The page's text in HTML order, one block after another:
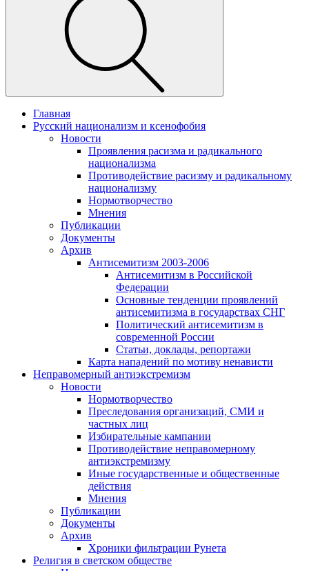
Главная
Русский национализм и ксенофобия
Новости
Проявления расизма и радикального
национализма
Противодействие расизму и радикальному
национализму
Нормотворчество
Мнения
Публикации
Документы
Архив
Антисемитизм 2003-2006
Антисемитизм в Российской
Федерации
Основные тенденции проявлений
антисемитизма в государствах СНГ
Политический антисемитизм в
современной России
Статьи, доклады, репортажи
Карта нападений по мотиву ненависти
Неправомерный антиэкстремизм
Новости
Нормотворчество
Преследования организаций, СМИ и
частных лиц
Избирательные кампании
Противодействие неправомерному
антиэкстремизму
Иные государственные и общественные
действия
Мнения
Публикации
Документы
Архив
Хроники фильтрации Рунета
Религия в светском обществе